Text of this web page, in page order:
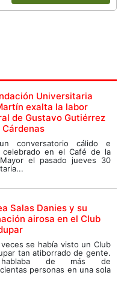
Universitaria
exalta la labor
de Gustavo Gutiérrez
Cárdenas
conversatorio cálido e
celebrado en el Café de la
el pasado jueves 30
Salas Danies y su
airosa en el Club
veces se había visto un Club
tan atiborrado de gente.
de más de
personas en una sola